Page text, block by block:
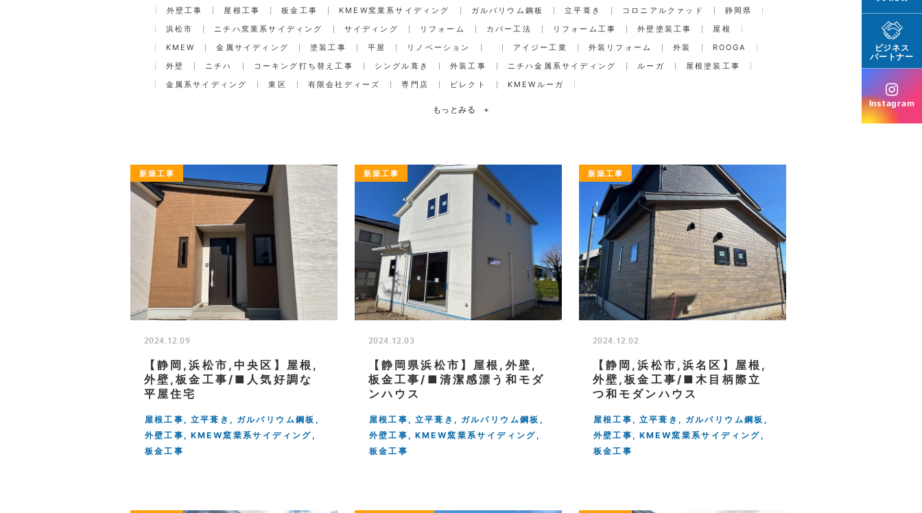
ビジネス
パートナー
Instagram
外壁工事 屋根工事 板金工事 KMEW窯業系サイディング ガルバリウム鋼板 立平葺き コロニアルクァッド
静岡県
浜松市
ニチハ窯業系サイディング サイディング リフォーム カバー工法 リフォーム工事 外壁塗装工事
屋根
KMEW
金属サイディング 塗装工事 平屋 リノベーション アイジー工業 外装リフォーム 外装
ROOGA
外壁
ニチハ コーキング打ち替え工事 シングル葺き 外装工事 ニチハ金属系サイディング ルーガ
屋根塗装工事
金属系サイディング
東区 有限会社ディーズ 専門店 ビレクト KMEWルーガ
もっとみる +
新築工事
2024.12.09
【静岡,浜松市,中央区】屋根,
外壁,板金工事/■人気好調な
平屋住宅
屋根工事 立平葺き
ガルバリウム鋼板
外壁工事
KMEW窯業系サイディング
板金工事
新築工事
2024.12.03
【静岡県浜松市】屋根,外壁,
板金工事/■清潔感漂う和モダ
ンハウス
屋根工事 立平葺き
ガルバリウム鋼板
外壁工事
KMEW窯業系サイディング
板金工事
新築工事
2024.12.02
【静岡,浜松市,浜名区】屋根,
外壁,板金工事/■木目柄際立
つ和モダンハウス
屋根工事 立平葺き
ガルバリウム鋼板
外壁工事
KMEW窯業系サイディング
板金工事